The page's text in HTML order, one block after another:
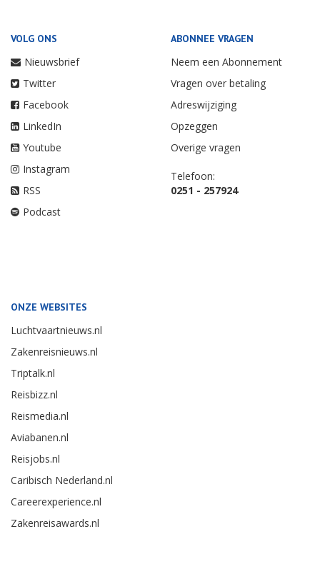
VOLG ONS
Nieuwsbrief
Twitter
Facebook
LinkedIn
Youtube
Instagram
RSS
Podcast
ABONNEE VRAGEN
Neem een Abonnement
Vragen over betaling
Adreswijziging
Opzeggen
Overige vragen
Telefoon:
0251 - 257924
ONZE WEBSITES
Luchtvaartnieuws.nl
Zakenreisnieuws.nl
Triptalk.nl
Reisbizz.nl
Reismedia.nl
Aviabanen.nl
Reisjobs.nl
Caribisch Nederland.nl
Careerexperience.nl
Zakenreisawards.nl